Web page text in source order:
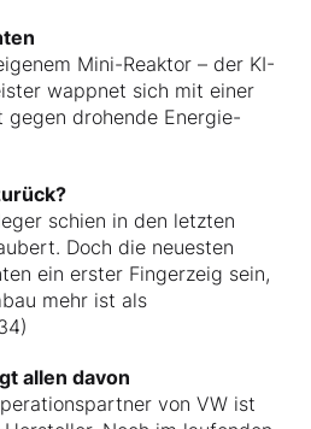
Mini-Reaktor – der KI-
wappnet sich mit einer
gegen drohende Energie-
schien in den letzten
Doch die neuesten
ein erster Fingerzeig sein,
mehr ist als
allen davon
von VW ist